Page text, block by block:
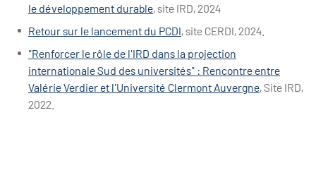
le développement durable, site IRD, 2024
Retour sur le lancement du PCDI, site CERDI, 2024.
"Renforcer le rôle de l'IRD dans la projection
internationale Sud des universités" : Rencontre entre
Valérie Verdier et l'Université Clermont Auvergne, Site IRD,
2022.